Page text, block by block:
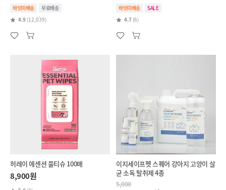
바잇미배송
무료배송
4.9 (12,039)
바잇미배송
SALE
4.7 (6)
허레이 에센션 물티슈 100매
8,900원
이지세이프펫 스퀘어 강아지 고양이 살
균 소독 탈취제 4종
5,000